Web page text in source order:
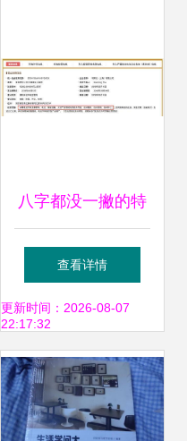
展拍卖业务
八字都没一撇的特
斯拉落户，不值得
玩命的吹捧
查看详情
更新时间：2026-08-07
22:17:32